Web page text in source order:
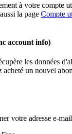
à votre compte
la page Compte
account info)
les données
un nouvel
votre adresse e-